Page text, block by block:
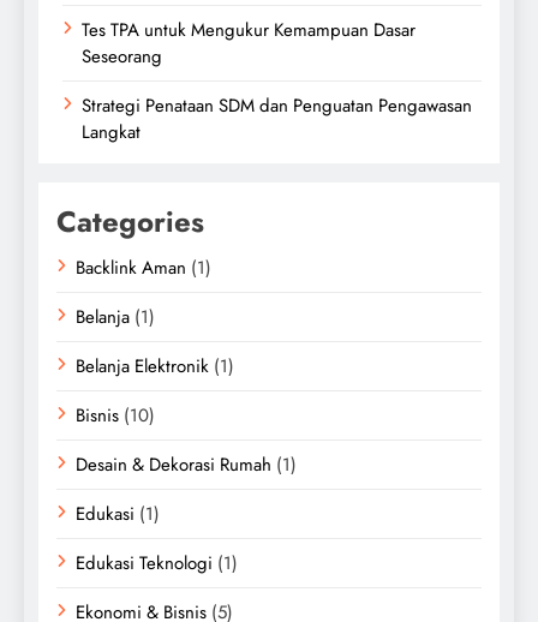
Tes TPA untuk Mengukur Kemampuan Dasar
Seseorang
Strategi Penataan SDM dan Penguatan Pengawasan
Langkat
Categories
Backlink Aman (1)
Belanja (1)
Belanja Elektronik (1)
Bisnis (10)
Desain & Dekorasi Rumah (1)
Edukasi (1)
Edukasi Teknologi (1)
Ekonomi & Bisnis (5)